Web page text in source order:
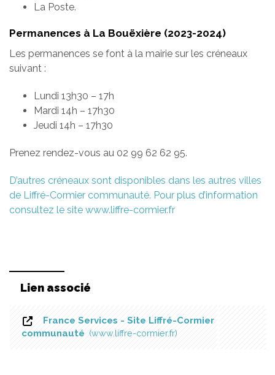
La Poste.
Permanences à La Bouëxière (2023-2024)
Les permanences se font à la mairie sur les créneaux
suivant :
Lundi 13h30 – 17h
Mardi 14h – 17h30
Jeudi 14h – 17h30
Prenez rendez-vous au 02 99 62 62 95.
D’autres créneaux sont disponibles dans les autres villes
de Liffré-Cormier communauté. Pour plus d’information
consultez le site www.liffre-cormier.fr
Lien associé
France Services - Site Liffré-Cormier
communauté
www.liffre-cormier.fr